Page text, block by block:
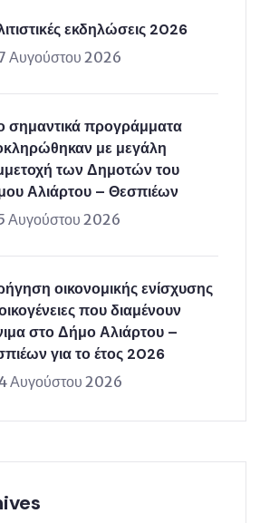
εκδηλώσεις 2026
Αυγούστου 2026
σημαντικά προγράμματα
με μεγάλη
των Δημοτών του
Αλιάρτου – Θεσπιέων
Αυγούστου 2026
οικονομικής ενίσχυσης
που διαμένουν
στο Δήμο Αλιάρτου –
για το έτος 2026
Αυγούστου 2026